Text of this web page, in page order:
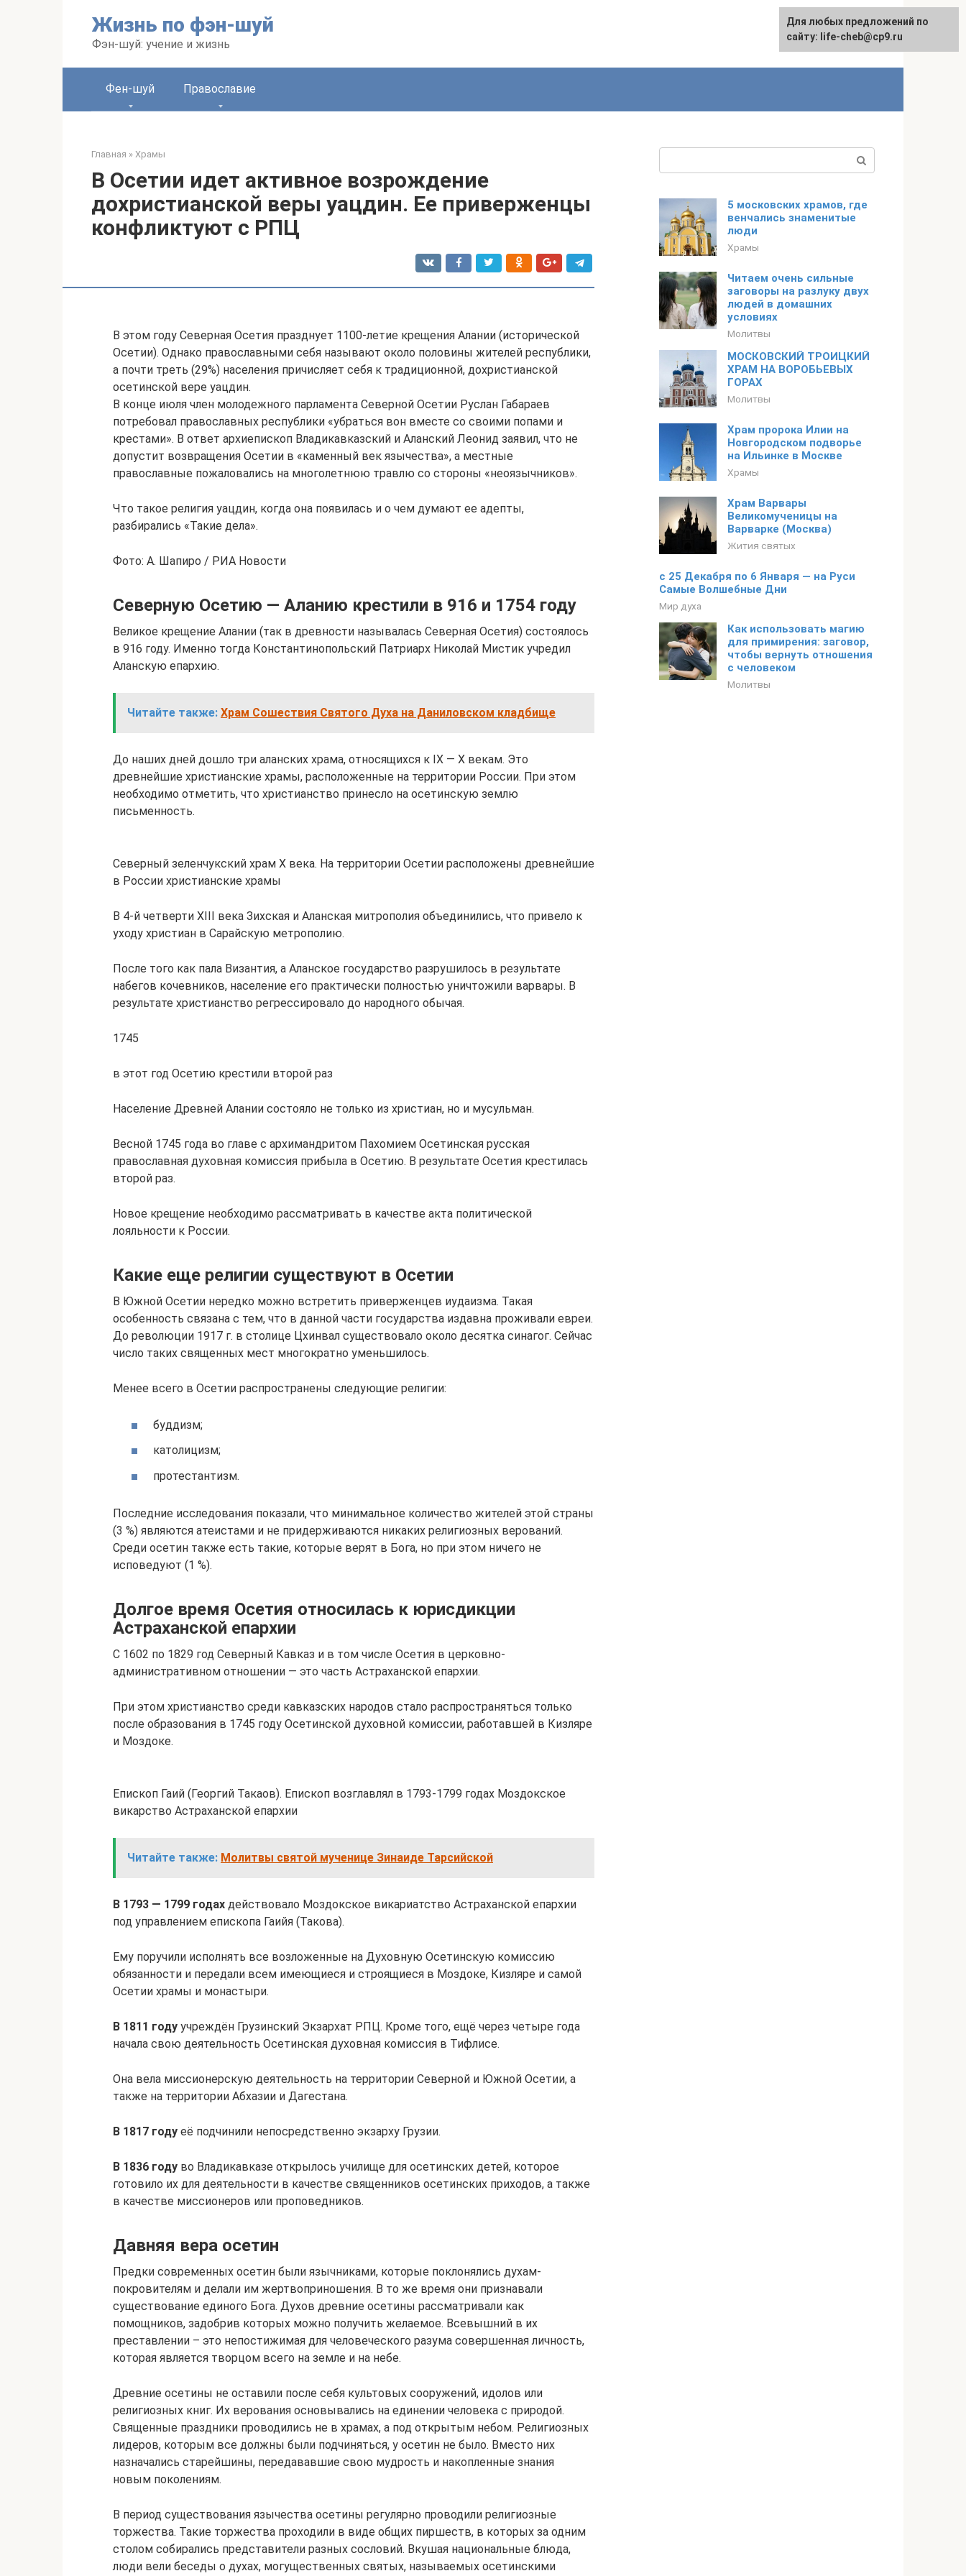
Жизнь по фэн-шуй
Фэн-шуй: учение и жизнь
Фен-шуй Православие
Главная » Храмы
В Осетии идет активное возрождение
дохристианской веры уацдин. Ее приверженцы
конфликтуют с РПЦ
В этом году Северная Осетия празднует 1100-летие крещения Алании (исторической
Осетии). Однако православными себя называют около половины жителей республики,
а почти треть (29%) населения причисляет себя к традиционной, дохристианской
осетинской вере уацдин.
В конце июля член молодежного парламента Северной Осетии Руслан Габараев
потребовал православных республики «убраться вон вместе со своими попами и
крестами». В ответ архиепископ Владикавказский и Аланский Леонид заявил, что не
допустит возвращения Осетии в «каменный век язычества», а местные
православные пожаловались на многолетнюю травлю со стороны «неоязычников».
Что такое религия уацдин, когда она появилась и о чем думают ее адепты,
разбирались «Такие дела».
Фото: А. Шапиро / РИА Новости
Северную Осетию — Аланию крестили в 916 и 1754 году
Великое крещение Алании (так в древности называлась Северная Осетия) состоялось
в 916 году. Именно тогда Константинопольский Патриарх Николай Мистик учредил
Аланскую епархию.
Читайте также: Храм Сошествия Святого Духа на Даниловском кладбище
До наших дней дошло три аланских храма, относящихся к IX — Х векам. Это
древнейшие христианские храмы, расположенные на территории России. При этом
необходимо отметить, что христианство принесло на осетинскую землю
письменность.
Северный зеленчукский храм X века. На территории Осетии расположены древнейшие
в России христианские храмы
В 4-й четверти XIII века Зихская и Аланская митрополия объединились, что привело к
уходу христиан в Сарайскую метрополию.
После того как пала Византия, а Аланское государство разрушилось в результате
набегов кочевников, население его практически полностью уничтожили варвары. В
результате христианство регрессировало до народного обычая.
1745
в этот год Осетию крестили второй раз
Население Древней Алании состояло не только из христиан, но и мусульман.
Весной 1745 года во главе с архимандритом Пахомием Осетинская русская
православная духовная комиссия прибыла в Осетию. В результате Осетия крестилась
второй раз.
Новое крещение необходимо рассматривать в качестве акта политической
лояльности к России.
Какие еще религии существуют в Осетии
В Южной Осетии нередко можно встретить приверженцев иудаизма. Такая
особенность связана с тем, что в данной части государства издавна проживали евреи.
До революции 1917 г. в столице Цхинвал существовало около десятка синагог. Сейчас
число таких священных мест многократно уменьшилось.
Менее всего в Осетии распространены следующие религии:
буддизм;
католицизм;
протестантизм.
Последние исследования показали, что минимальное количество жителей этой страны
(3 %) являются атеистами и не придерживаются никаких религиозных верований.
Среди осетин также есть такие, которые верят в Бога, но при этом ничего не
исповедуют (1 %).
Долгое время Осетия относилась к юрисдикции
Астраханской епархии
С 1602 по 1829 год Северный Кавказ и в том числе Осетия в церковно-
административном отношении — это часть Астраханской епархии.
При этом христианство среди кавказских народов стало распространяться только
после образования в 1745 году Осетинской духовной комиссии, работавшей в Кизляре
и Моздоке.
Епископ Гаий (Георгий Такаов). Епископ возглавлял в 1793-1799 годах Моздокское
викарство Астраханской епархии
Читайте также: Молитвы святой мученице Зинаиде Тарсийской
В 1793 — 1799 годах действовало Моздокское викариатство Астраханской епархии
под управлением епископа Гаийя (Такова).
Ему поручили исполнять все возложенные на Духовную Осетинскую комиссию
обязанности и передали всем имеющиеся и строящиеся в Моздоке, Кизляре и самой
Осетии храмы и монастыри.
В 1811 году учреждён Грузинский Экзархат РПЦ. Кроме того, ещё через четыре года
начала свою деятельность Осетинская духовная комиссия в Тифлисе.
Она вела миссионерскую деятельность на территории Северной и Южной Осетии, а
также на территории Абхазии и Дагестана.
В 1817 году её подчинили непосредственно экзарху Грузии.
В 1836 году во Владикавказе открылось училище для осетинских детей, которое
готовило их для деятельности в качестве священников осетинских приходов, а также
в качестве миссионеров или проповедников.
Давняя вера осетин
Предки современных осетин были язычниками, которые поклонялись духам-
покровителям и делали им жертвоприношения. В то же время они признавали
существование единого Бога. Духов древние осетины рассматривали как
помощников, задобрив которых можно получить желаемое. Всевышний в их
преставлении – это непостижимая для человеческого разума совершенная личность,
которая является творцом всего на земле и на небе.
Древние осетины не оставили после себя культовых сооружений, идолов или
религиозных книг. Их верования основывались на единении человека с природой.
Священные праздники проводились не в храмах, а под открытым небом. Религиозных
лидеров, которым все должны были подчиняться, у осетин не было. Вместо них
назначались старейшины, передававшие свою мудрость и накопленные знания
новым поколениям.
В период существования язычества осетины регулярно проводили религиозные
торжества. Такие торжества проходили в виде общих пиршеств, в которых за одним
столом собирались представители разных сословий. Вкушая национальные блюда,
люди вели беседы о духах, могущественных святых, называемых осетинскими
5 московских храмов, где
венчались знаменитые
люди
Храмы
Читаем очень сильные
заговоры на разлуку двух
людей в домашних
условиях
Молитвы
МОСКОВСКИЙ ТРОИЦКИЙ
ХРАМ НА ВОРОБЬЕВЫХ
ГОРАХ
Молитвы
Храм пророка Илии на
Новгородском подворье
на Ильинке в Москве
Храмы
Храм Варвары
Великомученицы на
Варварке (Москва)
Жития святых
с 25 Декабря по 6 Января — на Руси
Самые Волшебные Дни
Мир духа
Как использовать магию
для примирения: заговор,
чтобы вернуть отношения
с человеком
Молитвы
Для любых предложений по
сайту: life-cheb@cp9.ru
Для любых предложений по
сайту: life-cheb@cp9.ru